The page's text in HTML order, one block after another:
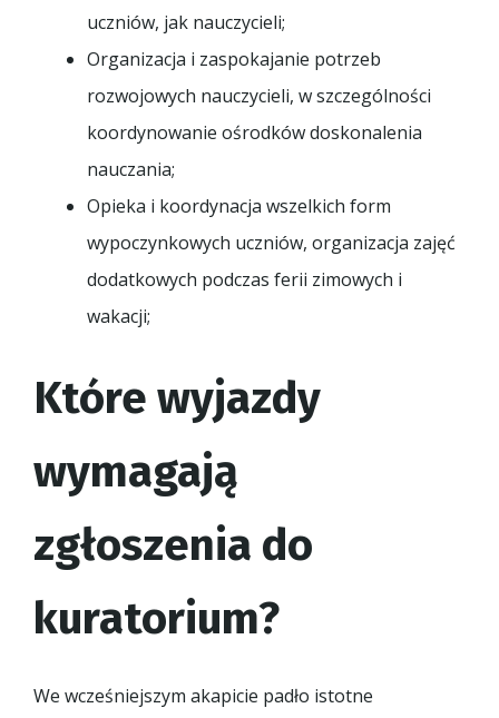
uczniów, jak nauczycieli;
Organizacja i zaspokajanie potrzeb
rozwojowych nauczycieli, w szczególności
koordynowanie ośrodków doskonalenia
nauczania;
Opieka i koordynacja wszelkich form
wypoczynkowych uczniów, organizacja zajęć
dodatkowych podczas ferii zimowych i
wakacji;
Które wyjazdy
wymagają
zgłoszenia do
kuratorium?
We wcześniejszym akapicie padło istotne